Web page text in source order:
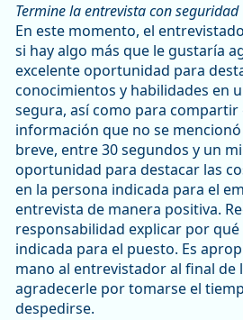
Termine la entrevista con seguridad
En este momento, el
si hay algo más que le gustaría
excelente oportunidad para
conocimientos y habilidades en
segura, así como para
información que no se
breve, entre 30 segundos y un
oportunidad para destacar las
en la persona indicada para el
entrevista de manera positiva.
responsabilidad explicar por qué
indicada para el puesto. Es
mano al entrevistador al final de
agradecerle por tomarse el
despedirse.